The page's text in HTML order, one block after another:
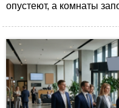
опустеют, а комнаты